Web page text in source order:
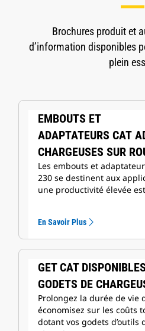
Brochures produit et
d’information disponibles
plein
EMBOUTS ET
ADAPTATEURS CAT
CHARGEUSES SUR
Les embouts et
230 se destinent aux
une productivité élevée
En Savoir Plus
GET CAT
GODETS DE
Prolongez la durée de vie
économisez sur les coûts
dotant vos godets d’outils